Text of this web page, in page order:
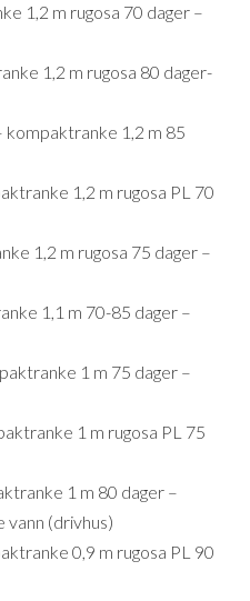
1,2 m rugosa 70 dager –
1,2 m rugosa 80 dager-
1,2 m 85
1,2 m rugosa PL 70
1,2 m rugosa 75 dager –
1,1 m 70-85 dager –
1 m 75 dager –
1 m rugosa PL 75
1 m 80 dager –
(drivhus)
0,9 m rugosa PL 90